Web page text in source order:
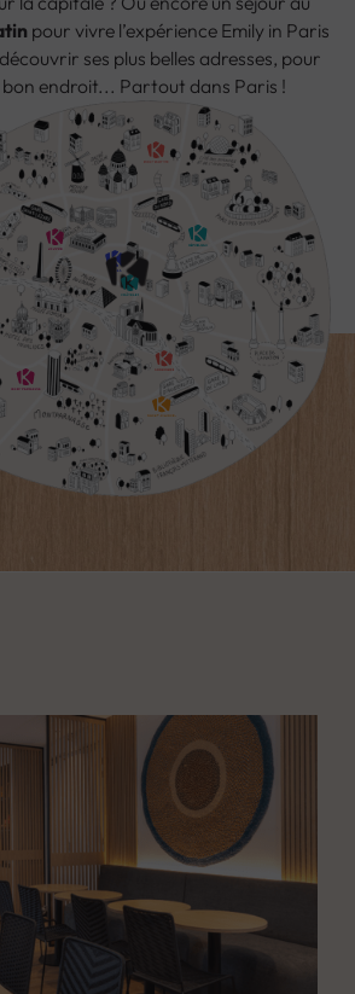
pour vivre l’expérience Emily in Paris
ses plus belles adresses, pour
bon endroit... Partout dans Paris !